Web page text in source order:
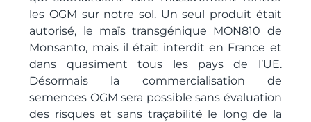
les OGM sur notre sol. Un seul produit était
autorisé, le maïs transgénique MON810 de
Monsanto, mais il était interdit en France et
dans quasiment tous les pays de l’UE.
Désormais la commercialisation de
semences OGM sera possible sans évaluation
des risques et sans traçabilité le long de la